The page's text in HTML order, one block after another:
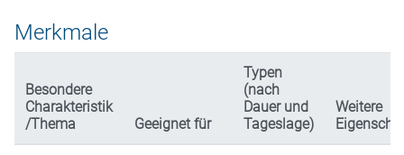
Merkmale
Besondere
Charakteristik
/Thema
Geeignet für
Typen
(nach
Dauer und
Tageslage)
Weitere